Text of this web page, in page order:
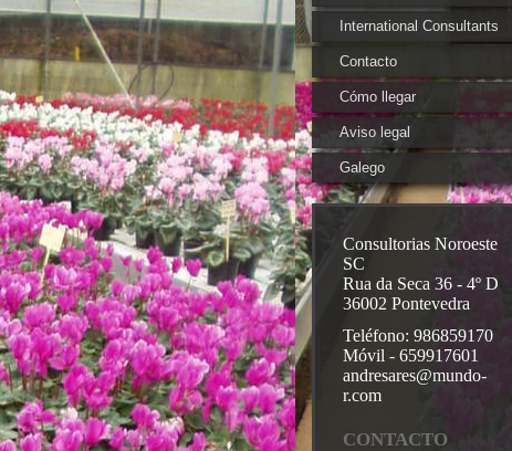
International Consultants
Contacto
Cómo llegar
Aviso legal
Galego
Consultorias Noroeste
SC
Rua da Seca 36 - 4º D
36002 Pontevedra
Teléfono: 986859170
Móvil - 659917601
andresares@mundo-
r.com
CONTACTO